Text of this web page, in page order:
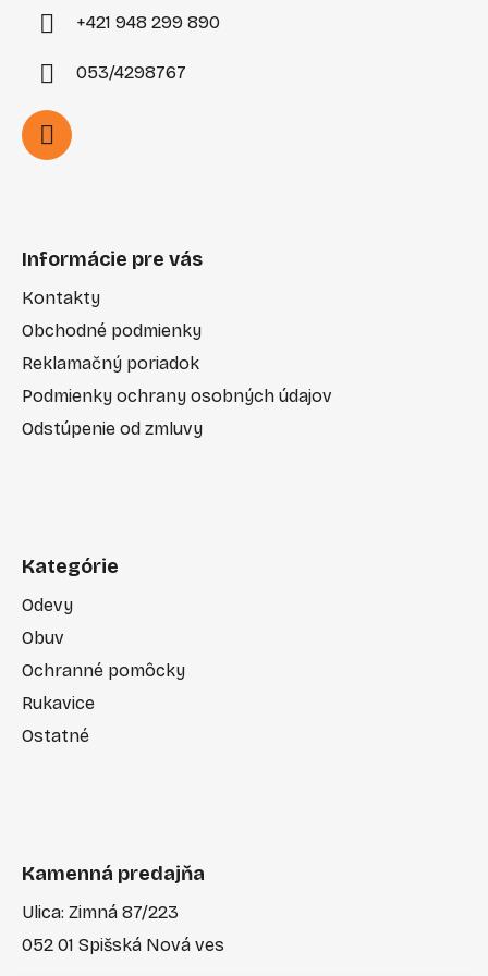
+421 948 299 890
053/4298767
Informácie pre vás
Kontakty
Obchodné podmienky
Reklamačný poriadok
Podmienky ochrany osobných údajov
Odstúpenie od zmluvy
Kategórie
Odevy
Obuv
Ochranné pomôcky
Rukavice
Ostatné
Kamenná predajňa
Ulica: Zimná 87/223
052 01 Spišská Nová ves